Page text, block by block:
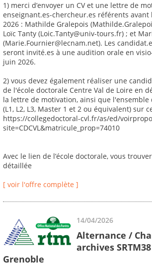
1) merci d’envoyer un CV et une lettre de
enseignant.es-chercheur.es référents avant
2026 : Mathilde Gralepois
Loïc Tanty (Loic.Tanty@univ-tours.fr) ; et
(Marie.Fournier@lecnam.net). Les
seront invité.es à une audition orale en
juin 2026.
2) vous devez également réaliser une
de l'école doctorale Centre Val de Loire en
la lettre de motivation, ainsi que l'ensemble
(L1, L2, L3, Master 1 et 2 ou équivalent) sur
https://collegedoctoral-cvl.fr/as/ed/
site=CDCVL&matricule_prop=74010
Avec le lien de l’école doctorale, vous
détaillée
[ voir l'offre complète ]
14/04/2026
Alternance /
archives
Grenoble